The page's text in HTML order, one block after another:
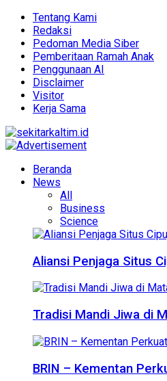
Tentang Kami
Redaksi
Pedoman Media Siber
Pemberitaan Ramah Anak
Penggunaan AI
Disclaimer
Visitor
Kerja Sama
Beranda
News
All
Business
Science
Aliansi Penjaga Situs
Tradisi Mandi Jiwa di
BRIN – Kementan